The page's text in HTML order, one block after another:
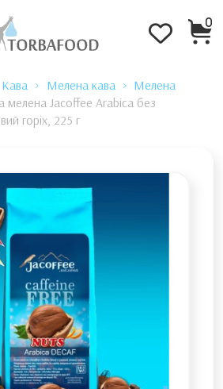
0
Кава Мелена кава
Мелена
мелена Jacoffee Arabica без
горіх, 225 г